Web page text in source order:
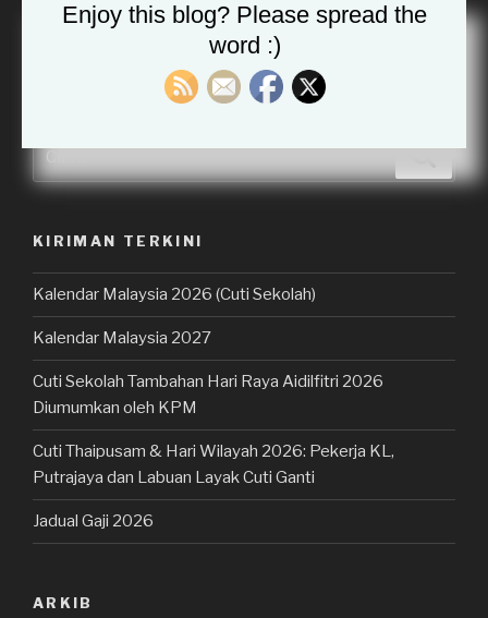
Tambahkan sebagai sumber pilihan di Google
untuk:
Cari
KIRIMAN TERKINI
Kalendar Malaysia 2026 (Cuti Sekolah)
Kalendar Malaysia 2027
Cuti Sekolah Tambahan Hari Raya Aidilfitri 2026
Diumumkan oleh KPM
Cuti Thaipusam & Hari Wilayah 2026: Pekerja KL,
Putrajaya dan Labuan Layak Cuti Ganti
Jadual Gaji 2026
ARKIB
Enjoy this blog? Please spread the
word :)